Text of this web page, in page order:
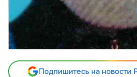
Подпишитесь на новости